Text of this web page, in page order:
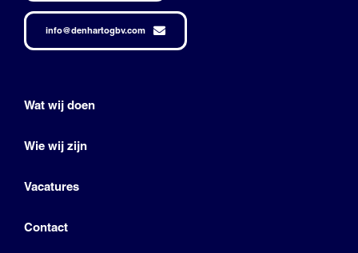
info@denhartogbv.com
Wat wij doen
Wie wij zijn
Vacatures
Contact